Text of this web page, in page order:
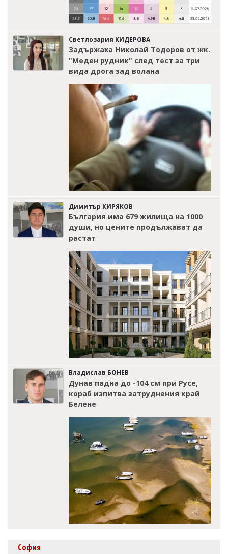
Светлозария КИДЕРОВА
Задържаха Николай Тодоров от жк.
"Меден рудник" след тест за три
вида дрога зад волана
Димитър КИРЯКОВ
България има 679 жилища на 1000
души, но цените продължават да
растат
Владислав БОНЕВ
Дунав падна до -104 см при Русе,
кораб изпитва затруднения край
Белене
София